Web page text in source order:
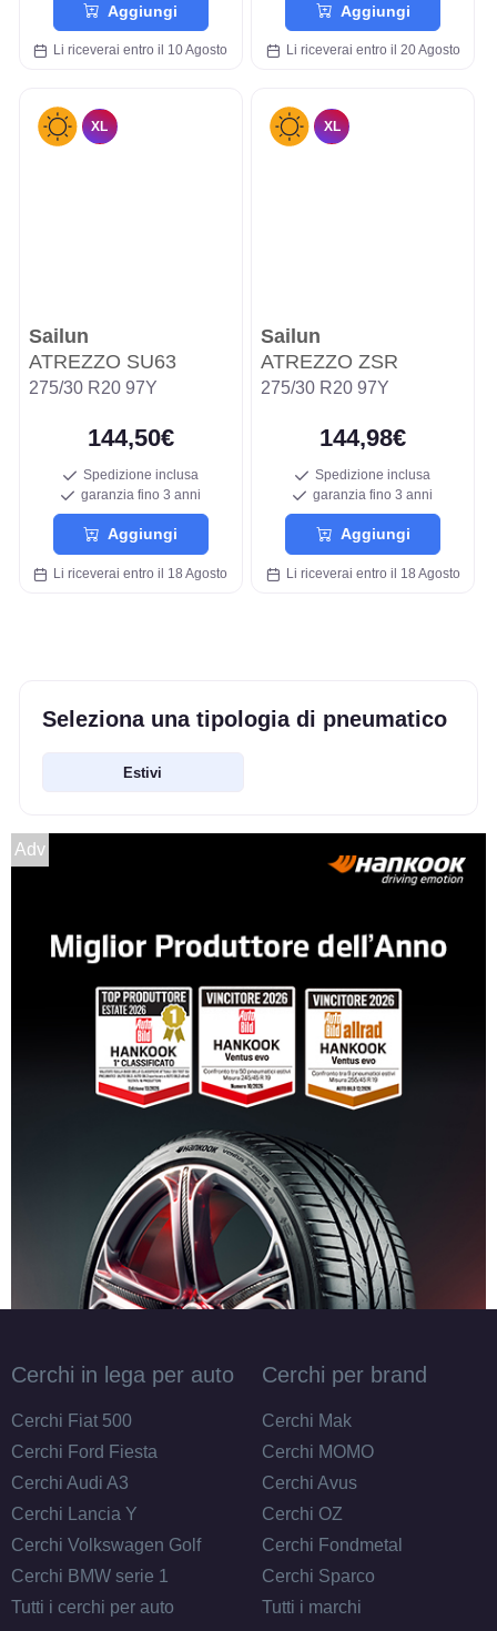
Aggiungi
Li riceverai entro il 10 Agosto
Aggiungi
Li riceverai entro il 20 Agosto
XL
Sailun
ATREZZO SU63
275/30 R20 97Y
144,50€
Spedizione inclusa
garanzia fino 3 anni
Aggiungi
Li riceverai entro il 18 Agosto
XL
Sailun
ATREZZO ZSR
275/30 R20 97Y
144,98€
Spedizione inclusa
garanzia fino 3 anni
Aggiungi
Li riceverai entro il 18 Agosto
Seleziona una tipologia di pneumatico
Estivi
Adv
Cerchi in lega per auto
Cerchi Fiat 500
Cerchi Ford Fiesta
Cerchi Audi A3
Cerchi Lancia Y
Cerchi Volkswagen Golf
Cerchi BMW serie 1
Tutti i cerchi per auto
Cerchi per brand
Cerchi Mak
Cerchi MOMO
Cerchi Avus
Cerchi OZ
Cerchi Fondmetal
Cerchi Sparco
Tutti i marchi